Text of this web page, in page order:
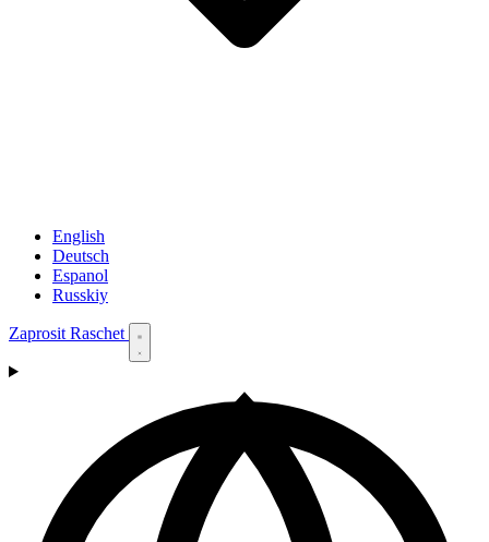
English
Deutsch
Espanol
Russkiy
Zaprosit Raschet